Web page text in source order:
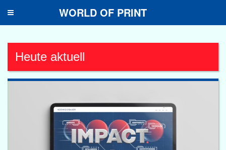
Toggle
WORLD OF PRINT
Heute aktuell